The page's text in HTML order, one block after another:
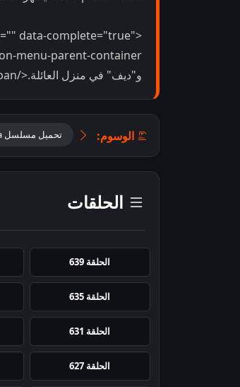
data-complete="true"
و"ديف" في منزل العائلة.</span>
الوسوم: تحميل مسلسل Vasudha مترجم
الحلقات
الحلقة 639
الحلقة 635
الحلقة 631
الحلقة 627